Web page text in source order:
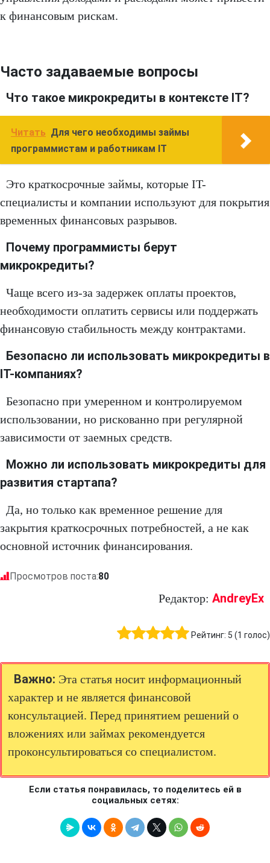
к финансовым рискам.
Часто задаваемые вопросы
Что такое микрокредиты в контексте IT?
Читать Для чего необходимы займы
программистам и работникам IT
Это краткосрочные займы, которые IT-
специалисты и компании используют для покрытия
временных финансовых разрывов.
Почему программисты берут
микрокредиты?
Чаще всего из-за задержек оплаты проектов,
необходимости оплатить сервисы или поддержать
финансовую стабильность между контрактами.
Безопасно ли использовать микрокредиты в
IT-компаниях?
Безопасно при умеренном и контролируемом
использовании, но рискованно при регулярной
зависимости от заемных средств.
Можно ли использовать микрокредиты для
развития стартапа?
Да, но только как временное решение для
закрытия краткосрочных потребностей, а не как
основной источник финансирования.
Просмотров поста:80
Редактор: AndreyEx
Рейтинг: 5 (1 голос)
Важно: Эта статья носит информационный
характер и не является финансовой
консультацией. Перед принятием решений о
вложениях или займах рекомендуется
проконсультироваться со специалистом.
Если статья понравилась, то поделитесь ей в
социальных сетях: